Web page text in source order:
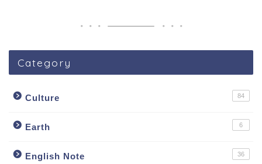
Category
Culture 84
Earth 6
English Note 36